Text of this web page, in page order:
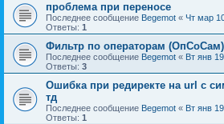
проблема при переносе
Последнее сообщение Begemot « Чт мар
Ответы: 1
Фильтр по операторам (ОпСоСам)
Последнее сообщение Begemot « Вт янв
Ответы: 3
Ошибка при редиректе на url с
тд
Последнее сообщение Begemot « Вт янв
Ответы: 1